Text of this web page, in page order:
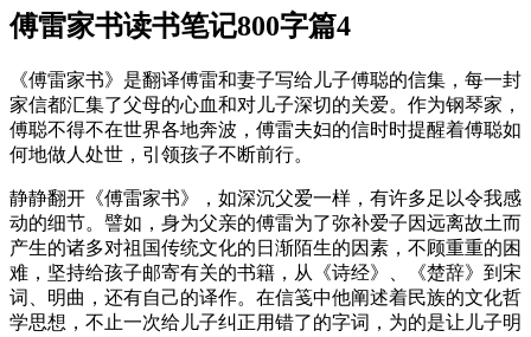
傅雷家书读书笔记800字篇4
《傅雷家书》是翻译傅雷和妻子写给儿子傅聪的信集，每一封
家信都汇集了父母的心血和对儿子深切的关爱。作为钢琴家，
傅聪不得不在世界各地奔波，傅雷夫妇的信时时提醒着傅聪如
何地做人处世，引领孩子不断前行。
静静翻开《傅雷家书》，如深沉父爱一样，有许多足以令我感
动的细节。譬如，身为父亲的傅雷为了弥补爱子因远离故土而
产生的诸多对祖国传统文化的日渐陌生的因素，不顾重重的困
难，坚持给孩子邮寄有关的书籍，从《诗经》、《楚辞》到宋
词、明曲，还有自己的译作。在信笺中他阐述着民族的文化哲
学思想，不止一次给儿子纠正用错了的字词，为的是让儿子明